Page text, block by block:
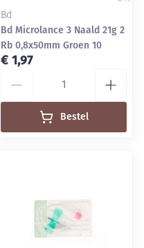
Bd
Bd Microlance 3 Naald 21g 2
Rb 0,8x50mm Groen 10
€ 1,97
Bestel